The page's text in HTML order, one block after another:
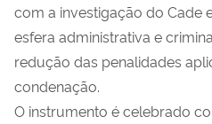
com a investigação do Cade
esfera administrativa e
redução das penalidades
condenação.
O instrumento é celebrado